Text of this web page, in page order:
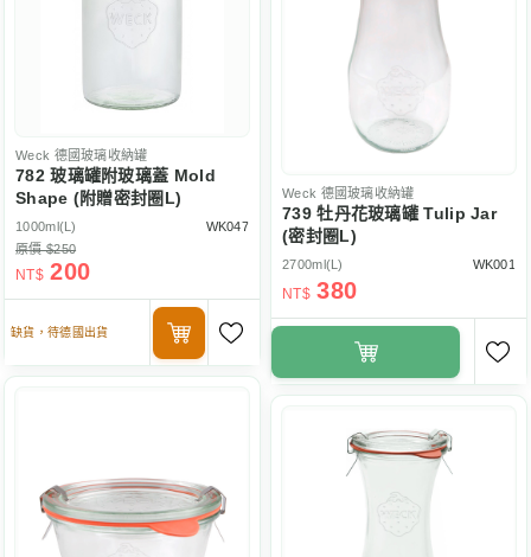
Weck 德國玻璃收納罐
782 玻璃罐附玻璃蓋 Mold
Shape (附贈密封圈L)
1000ml(L)
WK047
原價 $250
NT$ 200
缺貨，待德國出貨
Weck 德國玻璃收納罐
739 牡丹花玻璃罐 Tulip Jar
(密封圈L)
2700ml(L) WK001
NT$ 380